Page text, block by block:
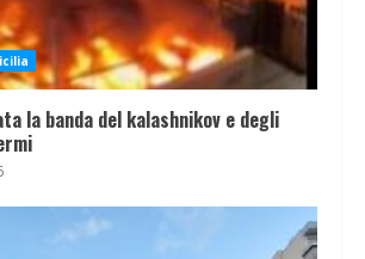
la banda del kalashnikov e degli